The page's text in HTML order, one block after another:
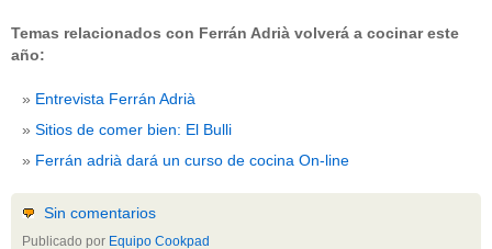
Temas relacionados con Ferrán Adrià volverá a cocinar este
año:
Entrevista Ferrán Adrià
Sitios de comer bien: El Bulli
Ferrán adrià dará un curso de cocina On-line
Sin comentarios
Publicado por Equipo Cookpad